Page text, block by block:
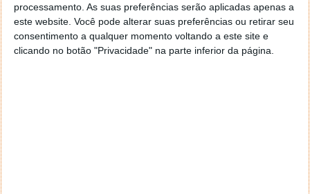
processamento. As suas preferências serão aplicadas apenas a
este website. Você pode alterar suas preferências ou retirar seu
consentimento a qualquer momento voltando a este site e
clicando no botão "Privacidade" na parte inferior da página.